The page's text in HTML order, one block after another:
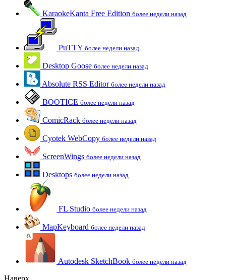
KaraokeKanta Free Edition более недели назад
PuTTY более недели назад
Desktop Goose более недели назад
Absolute RSS Editor более недели назад
BOOTICE более недели назад
ComicRack более недели назад
Cyotek WebCopy более недели назад
ScreenWings более недели назад
Desktops более недели назад
FL Studio более недели назад
MapKeyboard более недели назад
Autodesk SketchBook более недели назад
Наверх